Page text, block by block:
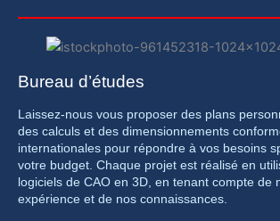
Bureau d’études
Laissez-nous vous proposer des plans
des calculs et des dimensionnements
internationales pour répondre à vos besoins
votre budget. Chaque projet est réalisé en
logiciels de CAO en 3D, en tenant compte de
expérience et de nos connaissances.